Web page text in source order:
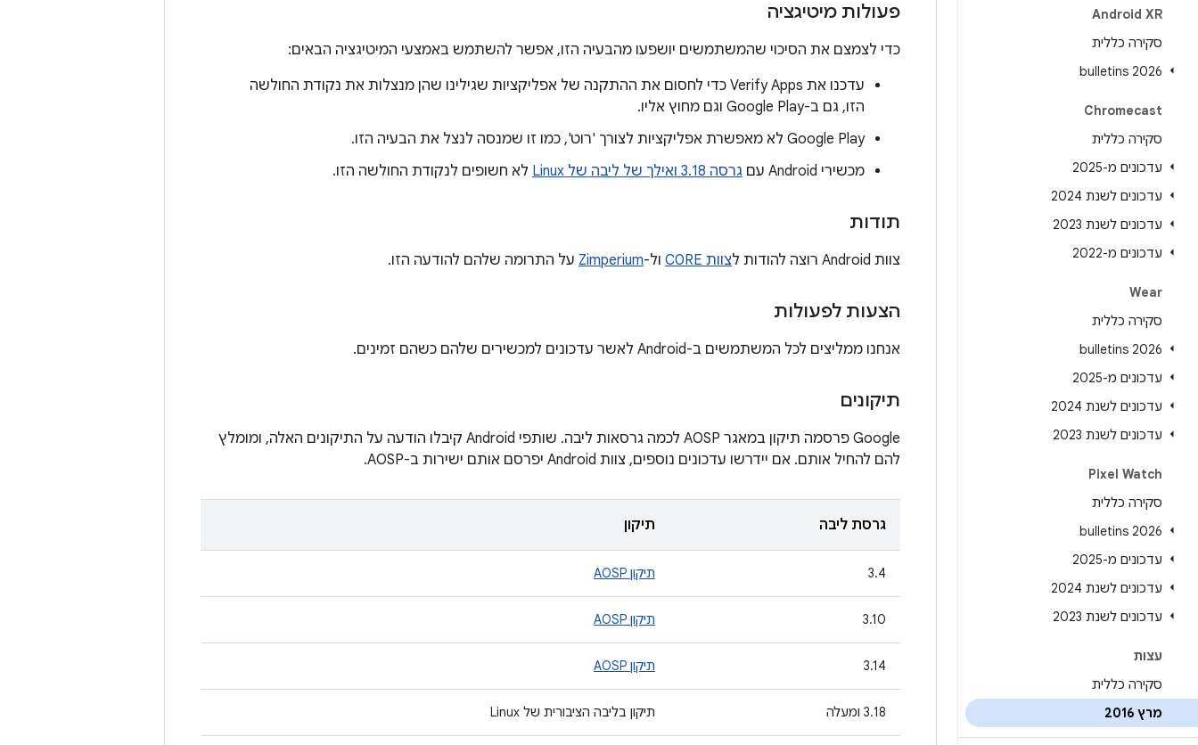
Android XR
סקירה כללית
2026 bulletins
Chromecast
סקירה כללית
עדכונים מ-2025
עדכונים לשנת 2024
עדכונים לשנת 2023
עדכונים מ-2022
Wear
סקירה כללית
2026 bulletins
עדכונים מ-2025
עדכונים לשנת 2024
עדכונים לשנת 2023
Pixel Watch
סקירה כללית
2026 bulletins
עדכונים מ-2025
עדכונים לשנת 2024
עדכונים לשנת 2023
עצות
סקירה כללית
מרץ 2016
פעולות מיטיגציה
כדי לצמצם את הסיכוי שהמשתמשים יושפעו מהבעיה הזו, אפשר להשתמש באמצעי המיטיגציה הבאים:
עדכנו את Verify Apps כדי לחסום את ההתקנה של אפליקציות שגילינו שהן מנצלות את נקודת החולשה
הזו, גם ב-Google Play וגם מחוץ אליו.
Google Play לא מאפשרת אפליקציות לצורך 'רוט', כמו זו שמנסה לנצל את הבעיה הזו.
מכשירי Android עם
גרסה 3.18 ואילך של ליבה של Linux לא חשופים לנקודת החולשה הזו.
תודות
צוות Android רוצה להודות ל צוות C0RE ול-Zimperium על התרומה שלהם להודעה הזו.
הצעות לפעולות
אנחנו ממליצים לכל המשתמשים ב-Android לאשר עדכונים למכשירים שלהם כשהם זמינים.
תיקונים
Google פרסמה תיקון במאגר AOSP לכמה גרסאות ליבה. שותפי Android קיבלו הודעה על התיקונים האלה, ומומלץ
להם להחיל אותם. אם יידרשו עדכונים נוספים, צוות Android יפרסם אותם ישירות ב-AOSP.
גרסת ליבה תיקון
3.4 תיקון AOSP
3.10 תיקון AOSP
3.14 תיקון AOSP
3.18 ומעלה תיקון בליבה הציבורית של Linux